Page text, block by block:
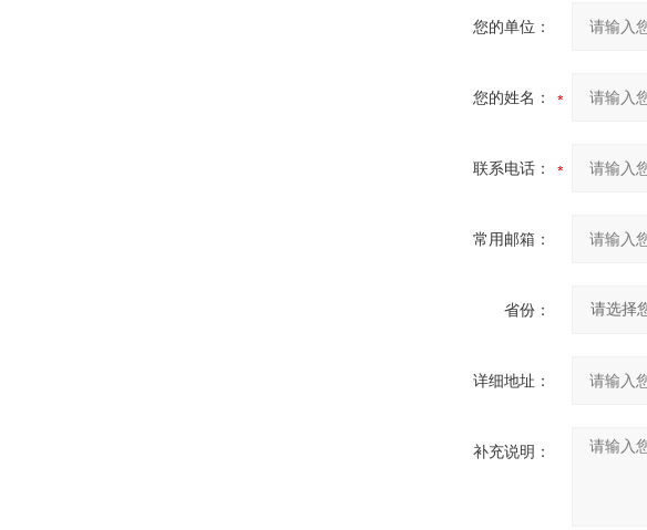
您的单位：
您的姓名：
联系电话：
常用邮箱：
省份：
详细地址：
补充说明：